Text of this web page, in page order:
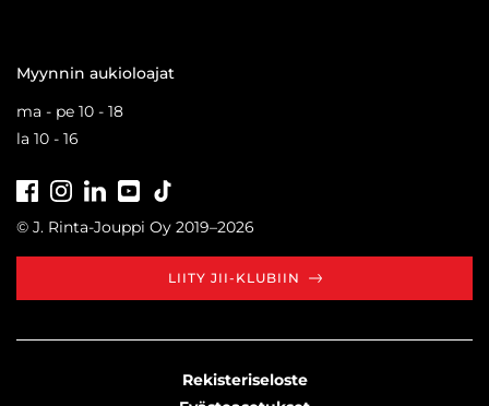
Myynnin aukioloajat
ma - pe 10 - 18
la 10 - 16
FacebookInstagramLinkedInYoutube
© J. Rinta-Jouppi Oy 2019–2026
LIITY JII-KLUBIIN
Rekisteriseloste